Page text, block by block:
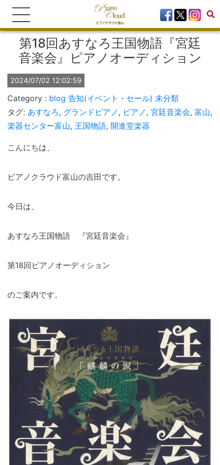
第18回あすなろ王国物語『宮廷
音楽会』ピアノオーディション
2024/07/02 12:02:59
blog 告知(イベント・セール) 未分類
タグ: あすなろ, グランドピアノ , ピアノ , 宮廷音楽会, 富山,
楽器センター富山, 王国物語, 開進堂楽器
こんにちは、
ピアノクラウド富山の吉田です。
今日は、
あすなろ王国物語 『宮廷音楽会』
第18回ピアノオーディション
のご案内です。